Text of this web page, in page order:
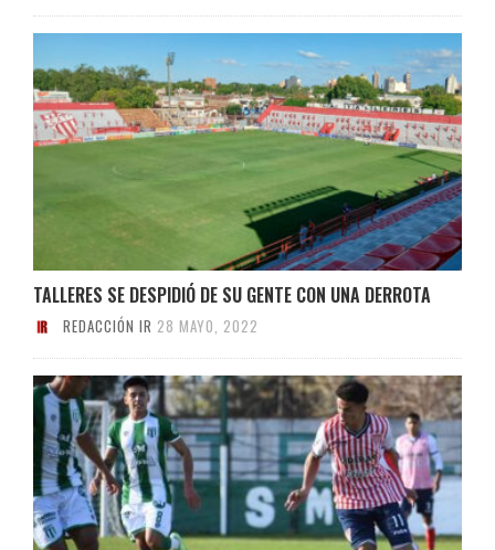
TALLERES SE DESPIDIÓ DE SU GENTE CON UNA DERROTA
REDACCIÓN IR 28 MAYO, 2022